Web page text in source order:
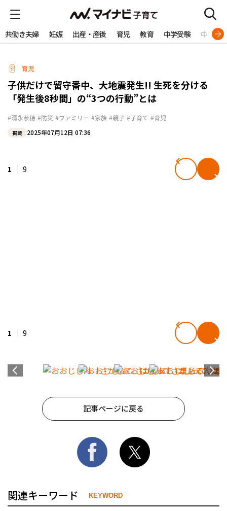
共働き夫婦 妊娠 出産・産後 育児 教育 中学受験 中学生
育児
子供だけで留守番中、大地震発生!! 生死を分ける
「発生後8秒間」の“3つの行動”とは
#清永奈穂 #防災 #ファミリー #家族 #親子 #子育て #育児
掲載 2025年07月12日 07:36
1 9
1 9
記事ページに戻る
関連キーワード KEYWORD